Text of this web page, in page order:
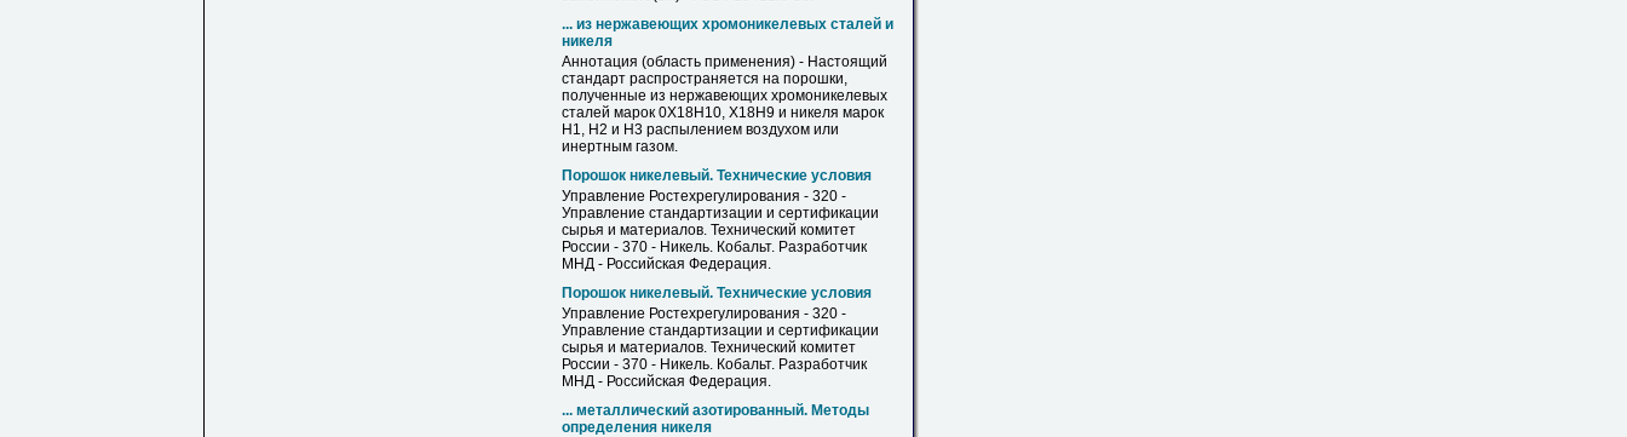
... из нержавеющих хромоникелевых сталей и
никеля
Аннотация (область применения) - Настоящий
стандарт распространяется на порошки,
полученные из нержавеющих хромоникелевых
сталей марок 0Х18Н10, Х18Н9 и никеля марок
Н1, Н2 и Н3 распылением воздухом или
инертным газом.
Порошок никелевый. Технические условия
Управление Ростехрегулирования - 320 -
Управление стандартизации и сертификации
сырья и материалов. Технический комитет
России - 370 - Никель. Кобальт. Разработчик
МНД - Российская Федерация.
Порошок никелевый. Технические условия
Управление Ростехрегулирования - 320 -
Управление стандартизации и сертификации
сырья и материалов. Технический комитет
России - 370 - Никель. Кобальт. Разработчик
МНД - Российская Федерация.
... металлический азотированный. Методы
определения никеля